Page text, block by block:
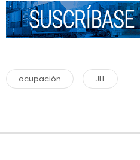
ocupación JLL